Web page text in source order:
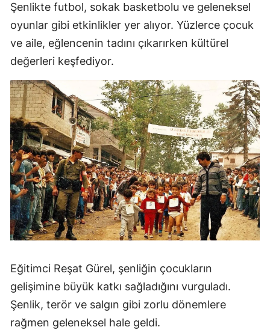
Şenlikte futbol, sokak basketbolu ve geleneksel
oyunlar gibi etkinlikler yer alıyor. Yüzlerce çocuk
ve aile, eğlencenin tadını çıkarırken kültürel
değerleri keşfediyor.
Eğitimci Reşat Gürel, şenliğin çocukların
gelişimine büyük katkı sağladığını vurguladı.
Şenlik, terör ve salgın gibi zorlu dönemlere
rağmen geleneksel hale geldi.